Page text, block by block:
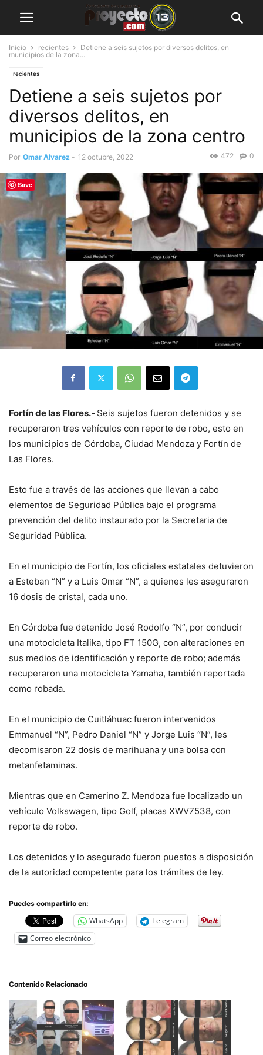
Inicio recientes
Detiene a seis sujetos por diversos delitos, en
municipios de la zona...
recientes
Detiene a seis sujetos por
diversos delitos, en
municipios de la zona centro
Por Omar Alvarez - 12 octubre, 2022 0
472
Fortín de las Flores.- Seis sujetos fueron detenidos y se
recuperaron tres vehículos con reporte de robo, esto en
los municipios de Córdoba, Ciudad Mendoza y Fortín de
Las Flores.
Esto fue a través de las acciones que llevan a cabo
elementos de Seguridad Pública bajo el programa
prevención del delito instaurado por la Secretaria de
Seguridad Pública.
En el municipio de Fortín, los oficiales estatales detuvieron
a Esteban “N” y a Luis Omar “N”, a quienes les aseguraron
16 dosis de cristal, cada uno.
En Córdoba fue detenido José Rodolfo “N”, por conducir
una motocicleta Italika, tipo FT 150G, con alteraciones en
sus medios de identificación y reporte de robo; además
recuperaron una motocicleta Yamaha, también reportada
como robada.
En el municipio de Cuitláhuac fueron intervenidos
Emmanuel “N”, Pedro Daniel “N” y Jorge Luis “N”, les
decomisaron 22 dosis de marihuana y una bolsa con
metanfetaminas.
Mientras que en Camerino Z. Mendoza fue localizado un
vehículo Volkswagen, tipo Golf, placas XWV7538, con
reporte de robo.
Los detenidos y lo asegurado fueron puestos a disposición
de la autoridad competente para los trámites de ley.
Puedes compartirlo en:
WhatsApp
Telegram
Correo electrónico
Contenido Relacionado
Save